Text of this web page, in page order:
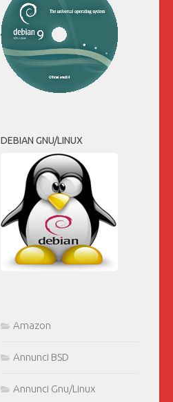
DEBIAN GNU/LINUX
Amazon
Annunci BSD
Annunci Gnu/Linux